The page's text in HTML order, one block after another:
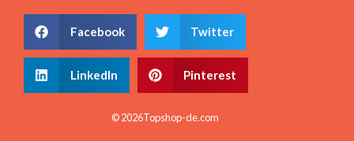
Facebook Twitter
LinkedIn Pinterest
© 2026Topshop-de.com